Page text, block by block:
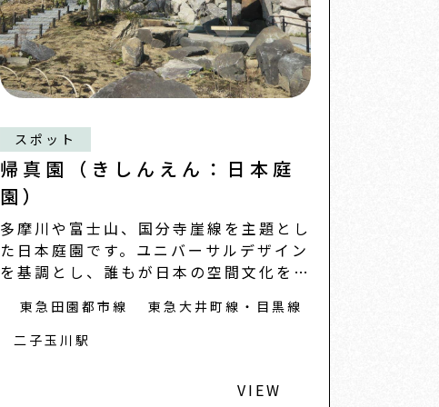
スポット
帰真園（きしんえん：日本庭
園）
多摩川や富士山、国分寺崖線を主題とし
た日本庭園です。ユニバーサルデザイン
を基調とし、誰もが日本の空間文化を楽
東急田園都市線
東急大井町線・目黒線
二子玉川駅
VIEW